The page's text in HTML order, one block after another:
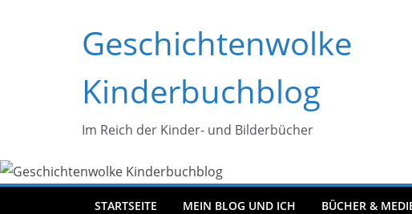
Geschichtenwolke
Kinderbuchblog
Im Reich der Kinder- und Bilderbücher
STARTSEITE MEIN BLOG UND ICH BÜCHER &